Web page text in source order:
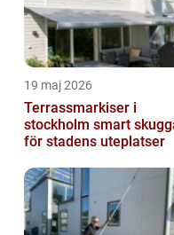
19 maj 2026
Terrassmarkiser i
stockholm smart skugga
för stadens uteplatser